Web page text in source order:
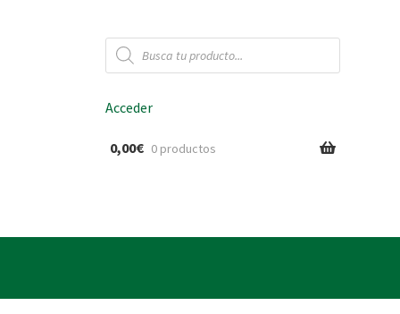
Búsqueda
de
productos
Acceder
0,00€ 0 productos